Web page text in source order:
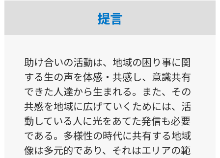
提言
助け合いの活動は、地域の困り事に関
する生の声を体感・共感し、意識共有
できた人達から生まれる。また、その
共感を地域に広げていくためには、活
動している人に光をあてた発信も必要
である。多様性の時代に共有する地域
像は多元的であり、それはエリアの範